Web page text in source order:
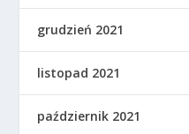
grudzień 2021
listopad 2021
październik 2021